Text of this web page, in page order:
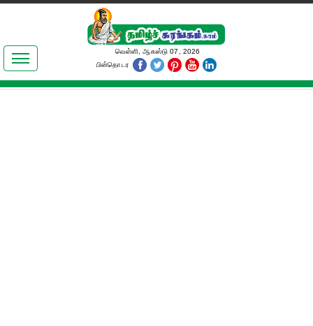
இலக்கியங்கள்
தமிழ் உலகம்
வெள்ளி, ஆகஸ்டு 07, 2026
பின்தொடர